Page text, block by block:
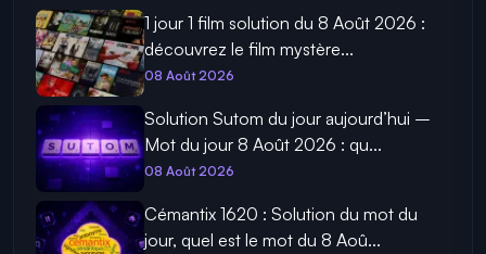
1 jour 1 film solution du 8 Août 2026 :
découvrez le film mystère...
08 Août 2026
Solution Sutom du jour aujourd’hui –
Mot du jour 8 Août 2026 : qu...
08 Août 2026
Cémantix 1620 : Solution du mot du
jour, quel est le mot du 8 Aoû...